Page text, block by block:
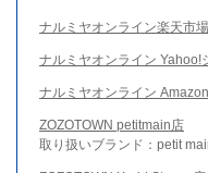
ナルミヤオンライン楽天市
ナルミヤオンライン Yahoo!
ナルミヤオンライン
ZOZOTOWN petitmain店
取り扱いブランド：petit